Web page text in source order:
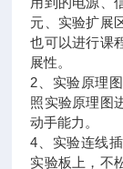
元、实验扩展
也可以进行课
展性。
2、实验原理
照实验原理图
动手能力。
4、实验连线
实验板上，不